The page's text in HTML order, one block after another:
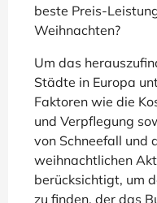
beste Preis-
Weihnachten?
Um das
Städte in Europa
Faktoren wie die
und Verpflegung
von Schneefall und
weihnachtlichen
berücksichtigt, um
zu finden, der das